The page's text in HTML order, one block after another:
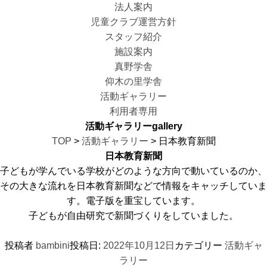
法人案内
児童クラブ運営方針
スタッフ紹介
施設案内
真野学舎
仰木の里学舎
活動ギャラリー
利用者専用
活動ギャラリーgallery
TOP > 活動ギャラリー > 日本教育新聞
日本教育新聞
子どもが学んでいる学校がどのような方向で動いているのか、
その大きな流れを日本教育新聞などで情報をキャッチしていま
す。電子版を重宝しています。
子どもが自由研究で新聞づくりをしていました。
投稿者 bambini投稿日: 2022年10月12日 カテゴリー 活動ギャ
ラリー